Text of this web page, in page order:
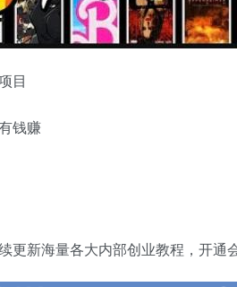
目
钱赚
更新海量各大内部创业教程，开通